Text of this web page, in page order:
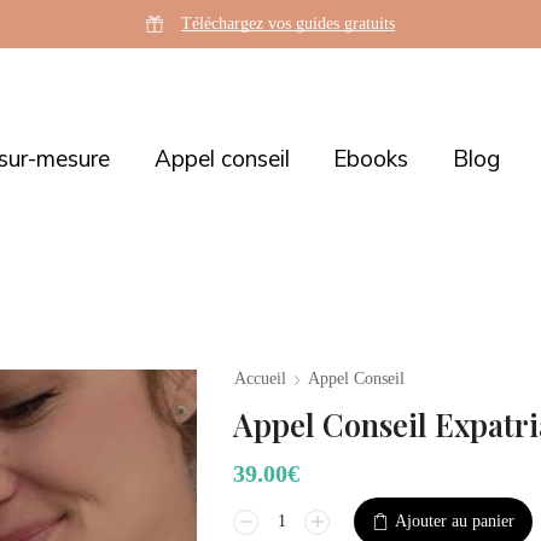
Téléchargez vos guides gratuits
mesure Appel conseil Ebooks Blog
Accueil Appel Conseil
Appel Conseil
39.00€
Ajouter au panier